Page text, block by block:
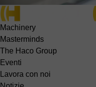
Machinery
Masterminds
The Haco Group
Eventi
Lavora con noi